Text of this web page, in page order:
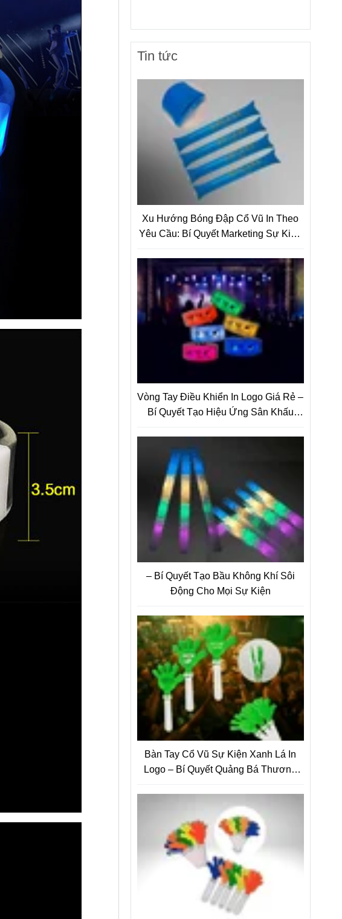
Tin tức
Xu Hướng Bóng Đập Cổ Vũ In Theo
Yêu Cầu: Bí Quyết Marketing Sự Kiện
Vòng Tay Điều Khiển In Logo Giá Rẻ –
Bí Quyết Tạo Hiệu Ứng Sân Khấu
– Bí Quyết Tạo Bầu Không Khí Sôi
Động Cho Mọi Sự Kiện
Bàn Tay Cổ Vũ Sự Kiện Xanh Lá In
Logo – Bí Quyết Quảng Bá Thương